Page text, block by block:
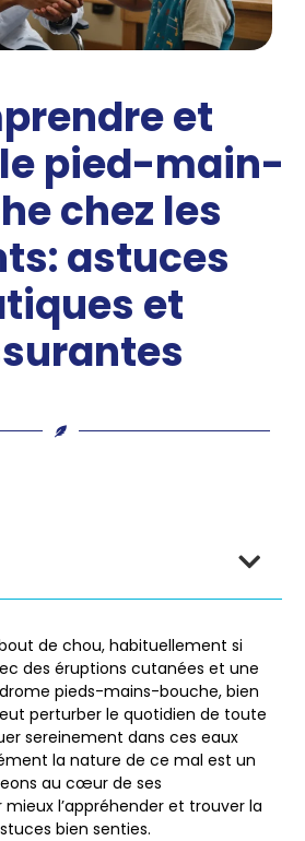
et
pied-main-
chez les
astuces
et
de chou, habituellement si
des éruptions cutanées et une
pieds-mains-bouche, bien
perturber le quotidien de toute
sereinement dans ces eaux
la nature de ce mal est un
au cœur de ses
l’appréhender et trouver la
bien senties.